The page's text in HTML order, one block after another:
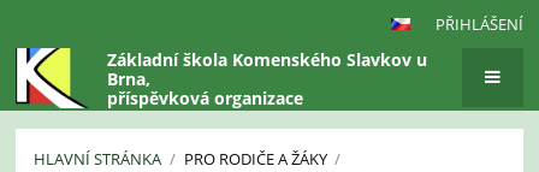
PŘIHLÁŠENÍ
Základní škola Komenského Slavkov u
Brna,
příspěvková organizace
HLAVNÍ STRÁNKA / PRO RODIČE A ŽÁKY /